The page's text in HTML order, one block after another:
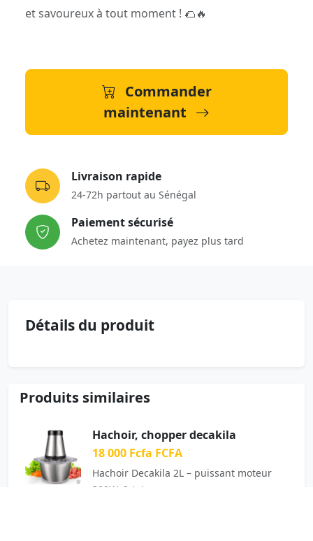
et savoureux à tout moment ! 🌮🔥
Commander
maintenant
Livraison rapide
24-72h partout au Sénégal
Paiement sécurisé
Achetez maintenant, payez plus tard
Détails du produit
Produits similaires
Hachoir, chopper decakila
18 000 Fcfa FCFA
Hachoir Decakila 2L – puissant moteur
300W, 2 (…)